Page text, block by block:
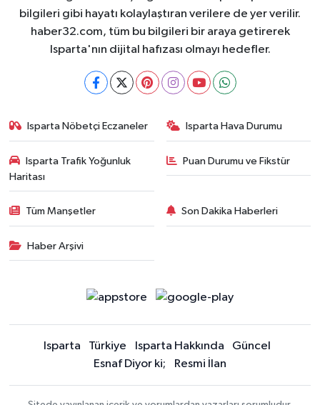
bilgileri gibi hayatı kolaylaştıran verilere de yer verilir.
haber32.com, tüm bu bilgileri bir araya getirerek
Isparta'nın dijital hafızası olmayı hedefler.
Isparta Nöbetçi Eczaneler Isparta Hava Durumu
Isparta Trafik Yoğunluk
Haritası
Puan Durumu ve Fikstür
Tüm Manşetler Son Dakika Haberleri
Haber Arşivi
Isparta Türkiye Isparta Hakkında
Güncel
Esnaf Diyor ki;
Resmi İlan